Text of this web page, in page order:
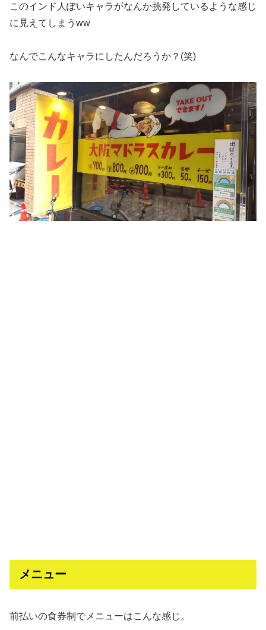
このインド人ぽいキャラがなんか挑発しているような感じ
に見えてしまうww
なんでこんなキャラにしたんだろうか？(笑)
メニュー
前払いの食券制でメニューはこんな感じ。